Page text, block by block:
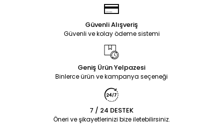
Güvenli Alışveriş
Güvenli ve kolay ödeme sistemi
Geniş Ürün Yelpazesi
Binlerce ürün ve kampanya seçeneği
7 / 24 DESTEK
Öneri ve şikayetlerinizi bize iletebilirsiniz.